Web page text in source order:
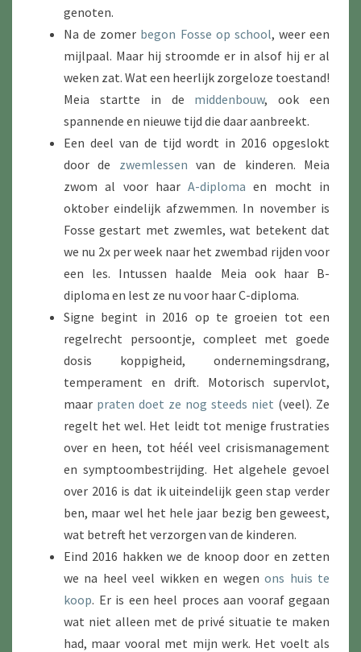
genoten.
Na de zomer begon Fosse op school, weer een
mijlpaal. Maar hij stroomde er in alsof hij er al
weken zat. Wat een heerlijk zorgeloze toestand!
Meia startte in de middenbouw, ook een
spannende en nieuwe tijd die daar aanbreekt.
Een deel van de tijd wordt in 2016 opgeslokt
door de zwemlessenvan de kinderen. Meia
zwom al voor haarA-diploma en mocht in
oktober eindelijk afzwemmen. In november is
Fosse gestart met zwemles, wat betekent dat
we nu 2x per week naar het zwembad rijden voor
een les. Intussen haalde Meia ook haar B-
diploma en lest ze nu voor haar C-diploma.
Signe begint in 2016 op te groeien tot een
regelrecht persoontje, compleet met goede
dosis koppigheid, ondernemingsdrang,
temperament en drift. Motorisch supervlot,
maar praten doet ze nog steeds niet (veel). Ze
regelt het wel. Het leidt tot menige frustraties
over en heen, tot héél veel crisismanagement
en symptoombestrijding. Het algehele gevoel
over 2016 is dat ik uiteindelijk geen stap verder
ben, maar wel het hele jaar bezig ben geweest,
wat betreft het verzorgen van de kinderen.
Eind 2016 hakken we de knoop door en zetten
we na heel veel wikken en wegenons huis te
koop. Er is een heel proces aan vooraf gegaan
wat niet alleen met de privé situatie te maken
had, maar vooral met mijn werk. Het voelt als